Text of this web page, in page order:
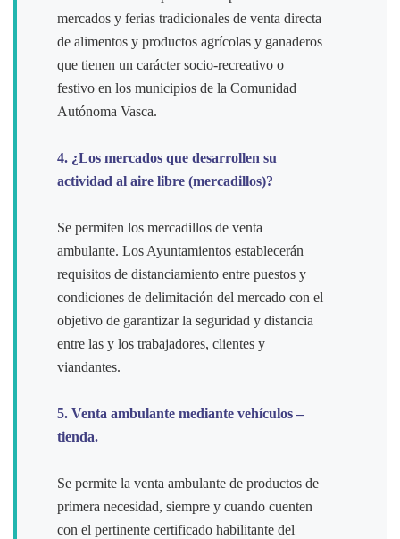
mercados y ferias tradicionales de venta directa
de alimentos y productos agrícolas y ganaderos
que tienen un carácter socio-recreativo o
festivo en los municipios de la Comunidad
Autónoma Vasca.
4. ¿Los mercados que desarrollen su
actividad al aire libre (mercadillos)?
Se permiten los mercadillos de venta
ambulante. Los Ayuntamientos establecerán
requisitos de distanciamiento entre puestos y
condiciones de delimitación del mercado con el
objetivo de garantizar la seguridad y distancia
entre las y los trabajadores, clientes y
viandantes.
5. Venta ambulante mediante vehículos –
tienda.
Se permite la venta ambulante de productos de
primera necesidad, siempre y cuando cuenten
con el pertinente certificado habilitante del